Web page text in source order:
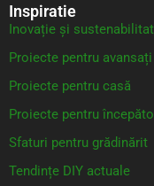
Inspiratie
Inovație și
Proiecte pentru avansați
Proiecte pentru casă
Proiecte pentru
Sfaturi pentru grădinărit
Tendințe DIY actuale